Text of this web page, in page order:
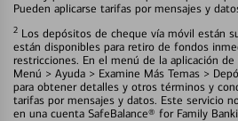
Pueden aplicarse tarifas por mensajes y
2 Los depósitos de cheque vía móvil están
están disponibles para retiro de fondos
restricciones. En el menú de la aplicación
Menú > Ayuda > Examine Más Temas >
para obtener detalles y otros términos y
tarifas por mensajes y datos. Este servicio
en una cuenta SafeBalance® for Family